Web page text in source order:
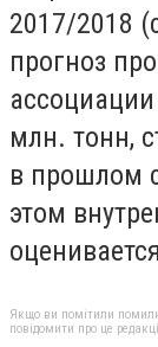
2017/2018
прогноз
ассоциации
млн. тонн,
в прошлом
этом
Якщо ви помітили
повідомити про це